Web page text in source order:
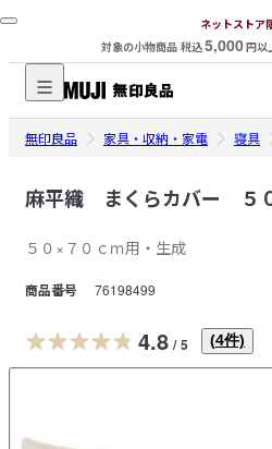
ネットストア
対象の小物商品 税込5,000円以
無
印
品
ッ
ス
ト
無印良品 家具・収納・家電 寝具
麻平織 まくらカバー ５
５０×７０ｃｍ用・生成
商品番号 76198499
4.8 / 5 (4件)